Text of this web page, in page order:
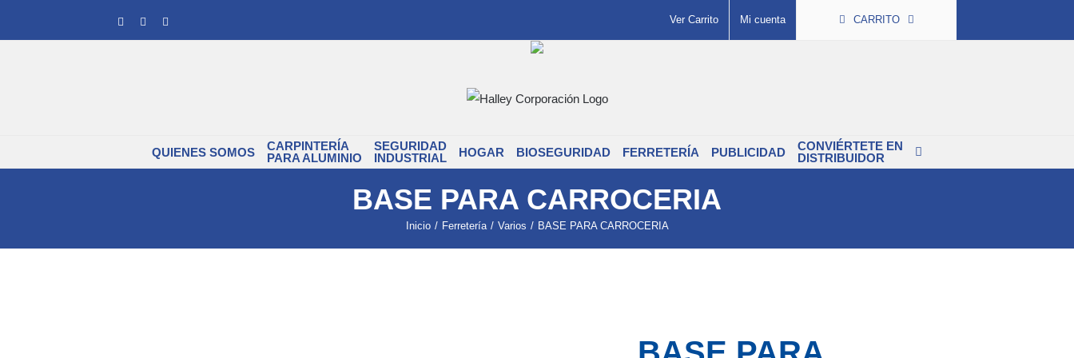
FacebookInstagram Ver Carrito Mi cuenta CARRITO
QUIENES SOMOS
CARPINTERÍA
PARA ALUMINIO
SEGURIDAD
INDUSTRIAL
HOGAR BIOSEGURIDAD FERRETERÍA PUBLICIDAD
CONVIÉRTETE EN
DISTRIBUIDOR
BASE PARA CARROCERIA
Inicio / Ferretería / Varios / BASE PARA CARROCERIA